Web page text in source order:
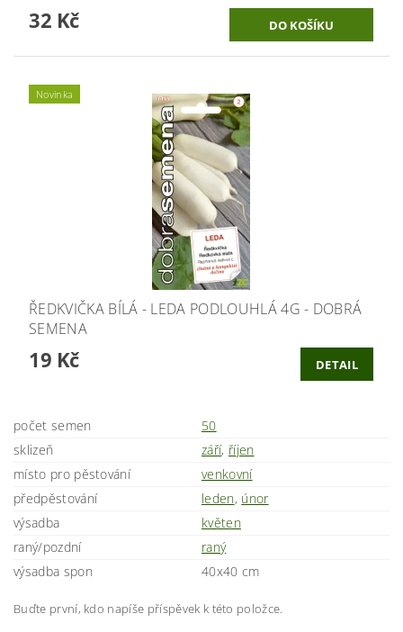
32 Kč
Novinka
ŘEDKVIČKA BÍLÁ - LEDA PODLOUHLÁ 4G - DOBRÁ
SEMENA
19 Kč DETAIL
počet semen
50
sklizeň
září, říjen
místo pro pěstování
venkovní
předpěstování
leden, únor
výsadba
květen
raný/pozdní
raný
výsadba spon
40x40 cm
Buďte první, kdo napíše příspěvek k této položce.